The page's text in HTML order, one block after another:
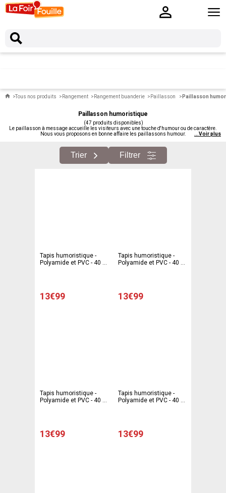
Tous nos produits Rangement Rangement buanderie Paillasson Paillasson
Paillasson humoristique
(47 produits disponibles)
Le paillasson à message accueille les visiteurs avec une touche d'humour ou de caractère.
Nous vous proposons en bonne affaire les paillassons humour.
...Voir plus
Trier Filtrer
Tapis humoristique -
Polyamide et PVC - 40 x
13€99
Tapis humoristique -
Polyamide et PVC - 40 x
13€99
Tapis humoristique -
Polyamide et PVC - 40 x
13€99
Tapis humoristique -
Polyamide et PVC - 40 x
13€99